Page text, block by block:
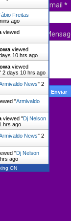
Freitas
ago
viewed
viewed
10 hrs ago
viewed
2 days 10 hrs ago
News" 2
"Armivaldo
viewed "Dj Nelson
hrs ago
News" 2
"Dj Nelson
ago
ON
Email *